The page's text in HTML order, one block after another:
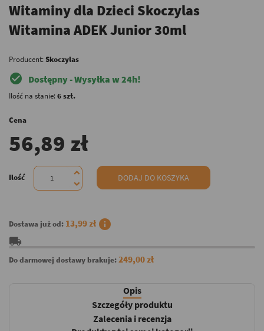
Witaminy dla Dzieci Skoczylas
Witamina ADEK Junior 30ml
Producent:Skoczylas
check_circle Dostępny - Wysyłka w 24h!
Ilość na stanie:6 szt.
Cena
56,89 zł
Ilość DODAJ DO KOSZYKA
Dostawa już od: 13,99 zł info
local_shipping
Do darmowej dostawy brakuje:249,00 zł
Opis
Szczegóły produktu
Zalecenia i recenzja